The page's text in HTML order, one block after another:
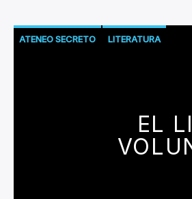
ATENEO SECRETO LITERATURA
EL